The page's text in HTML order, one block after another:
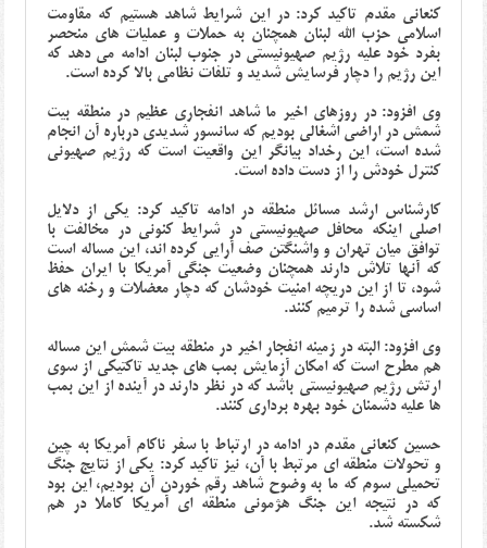
کنعانی مقدم تاکید کرد: در این شرایط شاهد هستیم که مقاومت
اسلامی حزب الله لبنان همچنان به حملات و عملیات های منحصر
بفرد خود علیه رژیم صهیونیستی در جنوب لبنان ادامه می دهد که
این رژیم را دچار فرسایش شدید و تلفات نظامی بالا کرده است.
وی افزود: در روزهای اخیر ما شاهد انفجاری عظیم در منطقه بیت
شمش در اراضی اشغالی بودیم که سانسور شدیدی درباره آن انجام
شده است، این رخداد بیانگر این واقعیت است که رژیم صهیونی
کنترل خودش را از دست داده است.
کارشناس ارشد مسائل منطقه در ادامه تاکید کرد: یکی از دلایل
اصلی اینکه محافل صهیونیستی در شرایط کنونی در مخالفت با
توافق میان تهران و واشنگتن صف آرایی کرده اند، این مساله است
که آنها تلاش دارند همچنان وضعیت جنگی آمریکا با ایران حفظ
شود، تا از این دریچه امنیت خودشان که دچار معضلات و رخنه های
اساسی شده را ترمیم کنند.
وی افزود: البته در زمینه انفجار اخیر در منطقه بیت شمش این مساله
هم مطرح است که امکان آزمایش بمب های جدید تاکتیکی از سوی
ارتش رژیم صهیونیستی باشد که در نظر دارند در آینده از این بمب
ها علیه دشمنان خود بهره برداری کنند.
حسین کنعانی مقدم در ادامه در ارتباط با سفر ناکام آمریکا به چین
و تحولات منطقه ای مرتبط با آن، نیز تاکید کرد: یکی از نتایج جنگ
تحمیلی سوم که ما به وضوح شاهد رقم خوردن آن بودیم، این بود
که در نتیجه این جنگ هژمونی منطقه ای آمریکا کاملا در هم
شکسته شد.